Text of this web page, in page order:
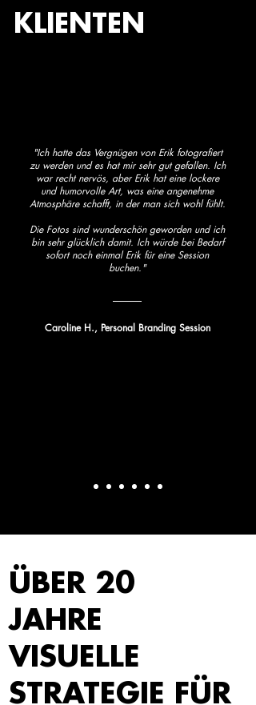
KLIENTEN
"Ich hatte das Vergnügen von Erik fotografiert
zu werden und es hat mir sehr gut gefallen. Ich
war recht nervös, aber Erik hat eine lockere
und humorvolle Art, was eine angenehme
Atmosphäre schafft, in der man sich wohl fühlt.
Die Fotos sind wunderschön geworden und ich
bin sehr glücklich damit. Ich würde bei Bedarf
sofort noch einmal Erik für eine Session
buchen."
Caroline H., Personal Branding Session
ÜBER 20
JAHRE
VISUELLE
STRATEGIE FÜR